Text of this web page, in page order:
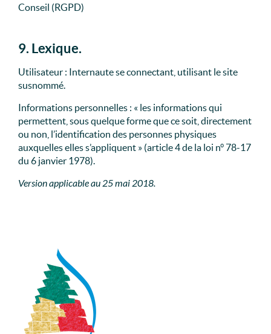
Conseil (RGPD)
9. Lexique.
Utilisateur : Internaute se connectant, utilisant le site
susnommé.
Informations personnelles : « les informations qui
permettent, sous quelque forme que ce soit, directement
ou non, l’identification des personnes physiques
auxquelles elles s’appliquent » (article 4 de la loi n° 78-17
du 6 janvier 1978).
Version applicable au 25 mai 2018.